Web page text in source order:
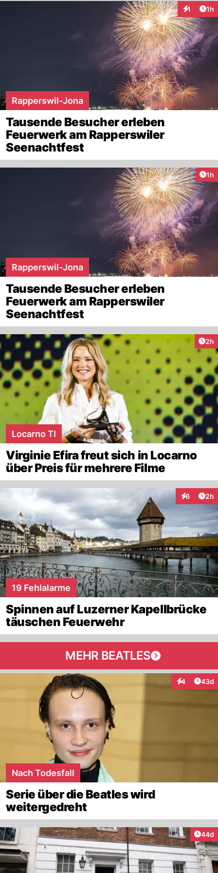
1 1h
Rapperswil-Jona
Tausende Besucher erleben
Feuerwerk am Rapperswiler
Seenachtfest
1h
Rapperswil-Jona
Tausende Besucher erleben
Feuerwerk am Rapperswiler
Seenachtfest
2h
Locarno TI
Virginie Efira freut sich in Locarno
über Preis für mehrere Filme
6 2h
19 Fehlalarme
Spinnen auf Luzerner Kapellbrücke
täuschen Feuerwehr
MEHR BEATLES
4
Interaktionen
43d
Nach Todesfall
Serie über die Beatles wird
weitergedreht
44d